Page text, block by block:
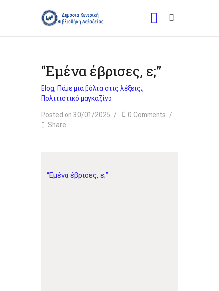
“Εμένα έβρισες, ε;”
Blog, Πάμε μια βόλτα στις λέξεις;,
Πολιτιστικό μαγκαζίνο
Posted on 30/01/2025 0 Comments
Share
“Εμένα έβρισες, ε;”